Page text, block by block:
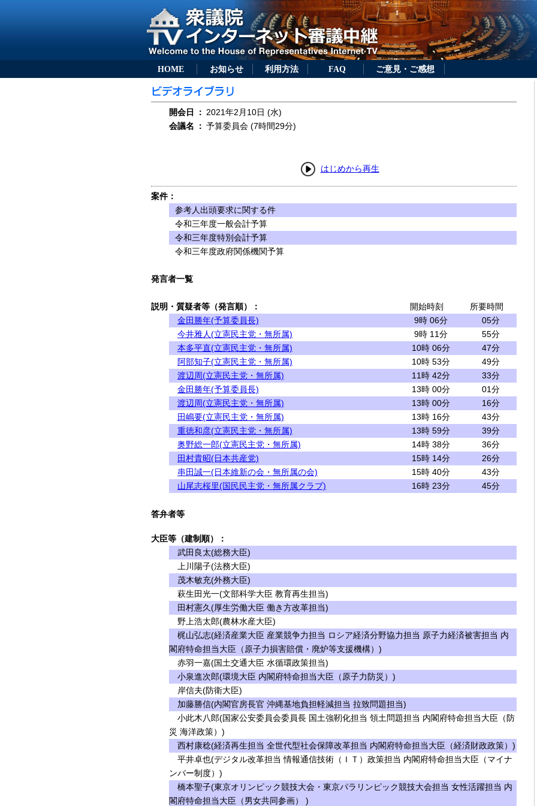
HOME お知らせ 利用方法 FAQ ご意見・ご感想
開会日 ： 2021年2月10日 (水)
会議名
： 予算委員会 (7時間29分)
はじめから再生
案件：
参考人出頭要求に関する件
令和三年度一般会計予算
令和三年度特別会計予算
令和三年度政府関係機関予算
発言者一覧
説明・質疑者等（発言順）： 開始時刻
所要時間
金田勝年(予算委員長)
9時 06分
05分
今井雅人(立憲民主党・無所属)
9時 11分
55分
本多平直(立憲民主党・無所属)
10時 06分
47分
阿部知子(立憲民主党・無所属)
10時 53分
49分
渡辺周(立憲民主党・無所属)
11時 42分
33分
金田勝年(予算委員長)
13時 00分
01分
渡辺周(立憲民主党・無所属)
13時 00分
16分
田嶋要(立憲民主党・無所属)
13時 16分
43分
重徳和彦(立憲民主党・無所属)
13時 59分
39分
奥野総一郎(立憲民主党・無所属)
14時 38分
36分
田村貴昭(日本共産党)
15時 14分
26分
串田誠一(日本維新の会・無所属の会)
15時 40分
43分
山尾志桜里(国民民主党・無所属クラブ)
16時 23分 45分
答弁者等
大臣等（建制順）：
武田良太(総務大臣)
上川陽子(法務大臣)
茂木敏充(外務大臣)
萩生田光一(文部科学大臣 教育再生担当)
田村憲久(厚生労働大臣 働き方改革担当)
野上浩太郎(農林水産大臣)
梶山弘志(経済産業大臣 産業競争力担当 ロシア経済分野協力担当 原子力経済被害担当 内
閣府特命担当大臣（原子力損害賠償・廃炉等支援機構）)
赤羽一嘉(国土交通大臣 水循環政策担当)
小泉進次郎(環境大臣 内閣府特命担当大臣（原子力防災）)
岸信夫(防衛大臣)
加藤勝信(内閣官房長官 沖縄基地負担軽減担当 拉致問題担当)
小此木八郎(国家公安委員会委員長 国土強靭化担当 領土問題担当 内閣府特命担当大臣（防
災 海洋政策）)
西村康稔(経済再生担当 全世代型社会保障改革担当 内閣府特命担当大臣（経済財政政策）)
平井卓也(デジタル改革担当 情報通信技術（ＩＴ）政策担当 内閣府特命担当大臣（マイナ
ンバー制度）)
橋本聖子(東京オリンピック競技大会・東京パラリンピック競技大会担当 女性活躍担当 内
閣府特命担当大臣（男女共同参画） )